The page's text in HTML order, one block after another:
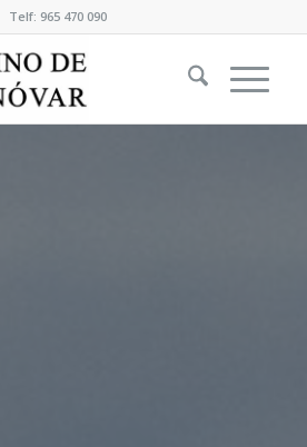
Telf: 965 470 090